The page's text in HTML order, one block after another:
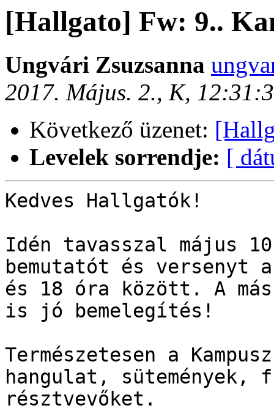
[Hallgato] Fw: 9..
Ungvári Zsuzsanna
2017. Május. 2., K,
Következő üzenet:
Levelek sorrendje: [
Kedves Hallgatók!
Idén tavasszal május
bemutatót és versenyt a
és 18 óra között. A
is jó bemelegítés!
Természetesen a
hangulat,
résztvevőket.